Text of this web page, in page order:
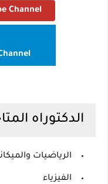
Channel
الدكتوراه
الرياضيات
الفيزياء